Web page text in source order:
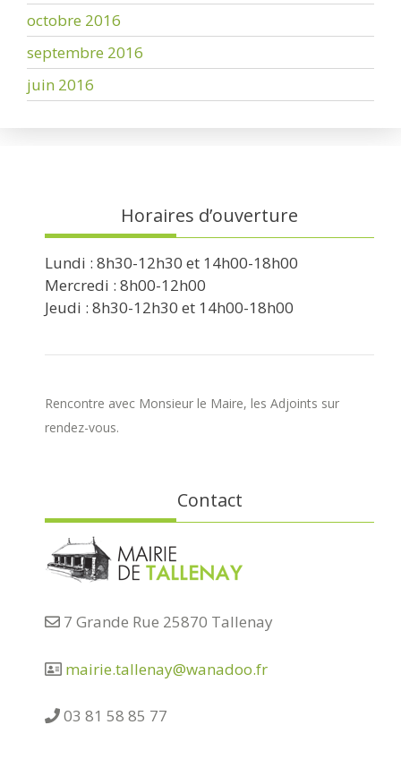
octobre 2016
septembre 2016
juin 2016
Horaires d’ouverture
Lundi : 8h30-12h30 et 14h00-18h00
Mercredi : 8h00-12h00
Jeudi : 8h30-12h30 et 14h00-18h00
Rencontre avec Monsieur le Maire, les Adjoints sur
rendez-vous.
Contact
7 Grande Rue 25870 Tallenay
mairie.tallenay@wanadoo.fr
03 81 58 85 77